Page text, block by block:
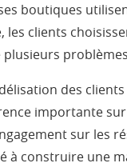
boutiques
les clients
plusieurs
des clients
importante
sur les
à construire une